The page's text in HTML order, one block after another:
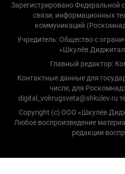
Зарегистрировано Федеральной
связи, информационных
коммуникаций
Учредитель: Общество с
«Шкулёв Диджитал
Главный редактор:
Контактные данные для
числе, для
digital_vokrugsveta@shkulev.ru
Copyright (с) ООО «Шкулёв
Любое воспроизведение
редакции